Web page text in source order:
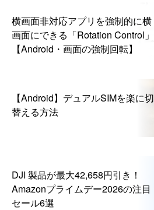
横画面非対応アプリを強制的に横
画面にできる「Rotation Control」
【Android・画面の強制回転】
【Android】デュアルSIMを楽に切
替える方法
DJI 製品が最大42,658円引き！
Amazonプライムデー2026の注目
セール6選